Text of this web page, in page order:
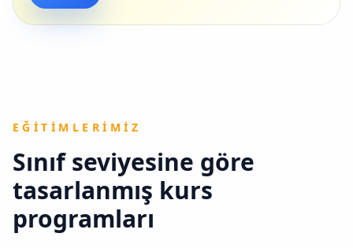
EĞITIMLERIMIZ
Sınıf seviyesine göre
tasarlanmış kurs
programları